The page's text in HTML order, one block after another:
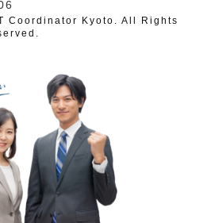
Coordinator Kyoto. All Rights